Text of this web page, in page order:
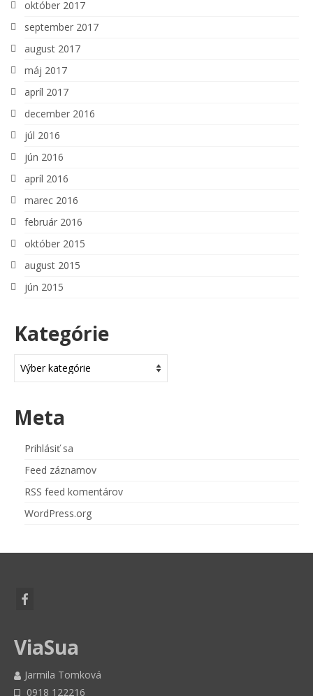
október 2017
september 2017
august 2017
máj 2017
apríl 2017
december 2016
júl 2016
jún 2016
apríl 2016
marec 2016
február 2016
október 2015
august 2015
jún 2015
Kategórie
Meta
Prihlásiť sa
Feed záznamov
RSS feed komentárov
WordPress.org
ViaSua
Jarmila Tomková
0918 122216